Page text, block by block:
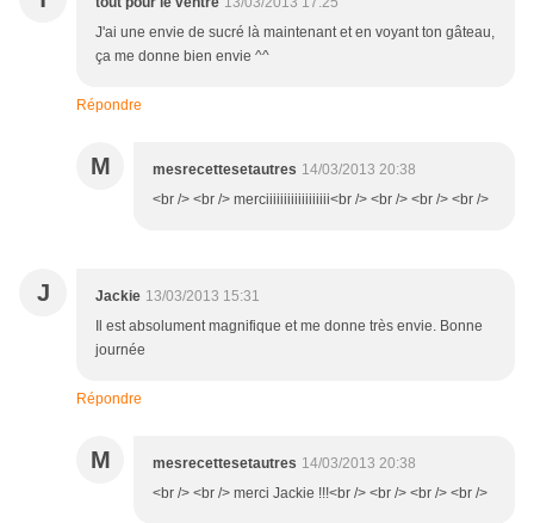
J'ai une envie de sucré là maintenant et en voyant ton gâteau,
ça me donne bien envie ^^
Répondre
M mesrecettesetautres 14/03/2013 20:38
<br /> <br /> merciiiiiiiiiiiiiiiiii<br /> <br /> <br /> <br />
J Jackie 13/03/2013 15:31
Il est absolument magnifique et me donne très envie. Bonne
journée
Répondre
M mesrecettesetautres 14/03/2013 20:38
<br /> <br /> merci Jackie !!!<br /> <br /> <br /> <br />